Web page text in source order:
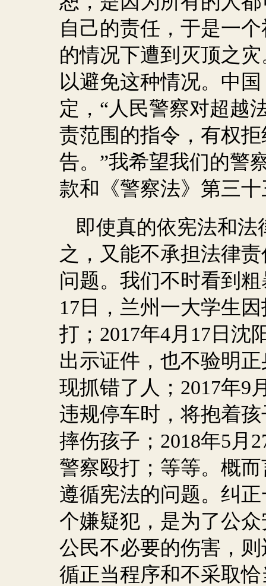
自己的责任，于是一
的情况下遭到灭顶之
以避免这种情况。中
定，“人民警察对超越
责范围的指令，有权
告。”我希望我们的警
款和《警察法》第三
即使真的依宪法和
之，又能不承担法律
问题。我们不时看到
17 日，兰州一大学生
打； 2017年4月 17 日沈
出示证件，也不验明
现抓错了人； 2017年9
违规停车时，将抱着
摔伤孩子； 2018年5月
警察殴打；等等。概
遵循宪法的问题。纠
个嫌疑犯，是为了公
公民不必要的伤害，
循正当程序和不采取